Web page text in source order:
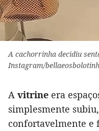
A cachorrinha decidiu
Instagram/
A vitrine era
simplesmente
confortavelmente e